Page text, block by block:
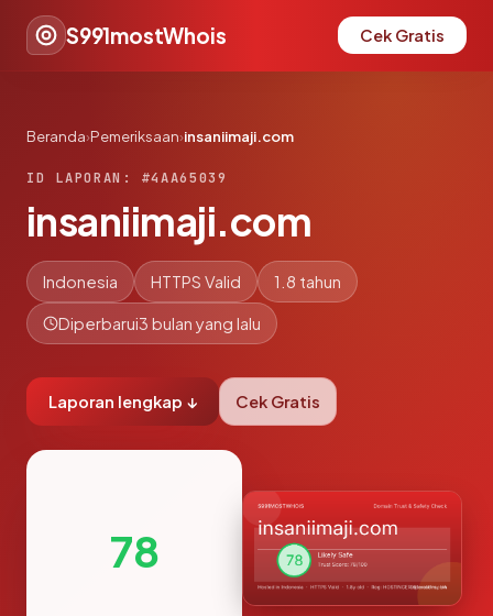
S991mostWhois Cek Gratis
Beranda›Pemeriksaan›insaniimaji.com
ID LAPORAN: #4AA65039
insaniimaji.com
Indonesia HTTPS Valid 1.8 tahun
Diperbarui3 bulan yang lalu
Laporan lengkap ↓ Cek Gratis
78